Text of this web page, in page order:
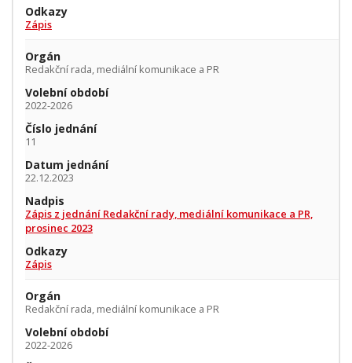
Odkazy
Zápis
Orgán
Redakční rada, mediální komunikace a PR
Volební období
2022-2026
Číslo jednání
11
Datum jednání
22.12.2023
Nadpis
Zápis z jednání Redakční rady, mediální komunikace a PR,
prosinec 2023
Odkazy
Zápis
Orgán
Redakční rada, mediální komunikace a PR
Volební období
2022-2026